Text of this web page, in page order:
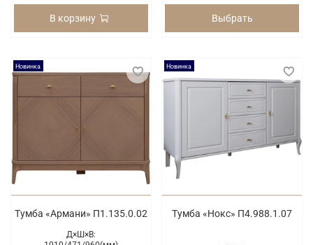
В корзину Выбрать
Новинка
Тумба «Армани» П1.135.0.02
Д×Ш×В:
Новинка
Тумба «Нокс» П4.988.1.07